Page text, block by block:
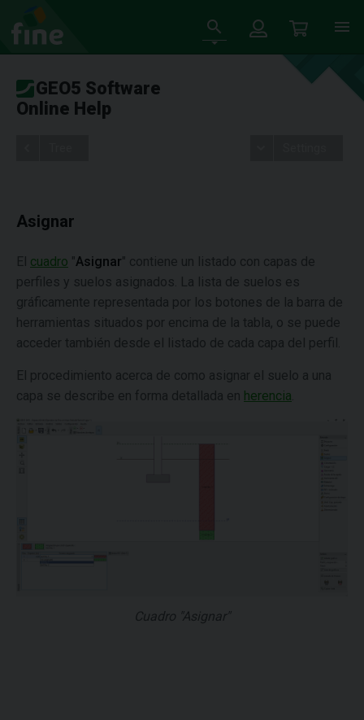
GEO5 Software
Online Help
Asignar
El cuadro "Asignar" contiene un listado con capas de
perfiles y suelos asignados. La lista de suelos es
gráficamente representada por los botones de la barra de
herramientas situados por encima de la tabla, o se puede
acceder también desde el listado de cada capa del perfil.
El procedimiento acerca de como asignar el suelo a una
capa se describe en forma detallada en herencia
Cuadro "Asignar"